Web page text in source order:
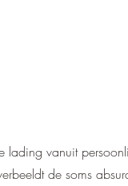
lading vanuit
de soms